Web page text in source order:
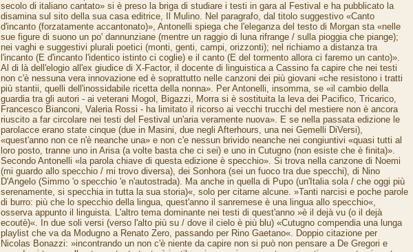
secolo di italiano cantato» si è preso la briga di studiare i testi in gara al Festival e ha pubblicato la
disamina sul sito della sua casa editrice, Il Mulino. Nel paragrafo, dal titolo suggestivo «Canto
d'incanto (forzatamente accantonato)», Antonelli spiega che l'eleganza del testo di Morgan sta «nelle
sue figure di suono un po' dannunziane (mentre un raggio di luna rifrange / sulla pioggia che piange);
nei vaghi e suggestivi plurali poetici (monti, genti, campi, orizzonti); nel richiamo a distanza tra
l'incanto (E d'incanto l'identico istinto ci coglie) e il canto (E del tormento allora ci faremo un canto)».
Al di là dell'elogio all'ex giudice di X-Factor, il docente di linguistica a Cassino fa capire che nei testi
non c'è nessuna vera innovazione ed è soprattutto nelle canzoni dei più giovani «che resistono i tratti
più stantii, quelli dell'inossidabile ricetta della nonna». Per Antonelli, insomma, se «il cambio della
guardia tra gli autori - ai veterani Mogol, Bigazzi, Morra si è sostituita la leva dei Pacifico, Tricarico,
Francesco Bianconi, Valeria Rossi - ha limitato il ricorso ai vecchi trucchi del mestiere non è ancora
riuscito a far circolare nei testi del Festival un'aria veramente nuova». E se nella passata edizione le
parolacce erano state cinque (due in Masini, due negli Afterhours, una nei Gemelli DiVersi),
«quest'anno non ce n'è neanche una» e non c'e nessun brivido neanche nei congiuntivi «quasi tutti al
loro posto, tranne uno in Arisa (a volte basta che ci sei) e uno in Cutugno (non esiste che è finita)».
Secondo Antonelli «la parola chiave di questa edizione è specchio». Si trova nella canzone di Noemi
(mi guardo allo specchio / mi trovo diversa), dei Sonhora (sei un fuoco tra due specchi), di Nino
D'Angelo (Simmo 'o specchio 'e n'autostrada). Ma anche in quella di Pupo (un'Italia sola / che oggi più
serenamente, si specchia in tutta la sua storia)«, solo per citarne alcune. »Tanti narcisi e poche parole
di burro: più che lo specchio della lingua, quest'anno il sanremese è una lingua allo specchio«,
osserva appunto il linguista. L'altro tema dominante nei testi di quest'anno »è il dejà vu (o il dejà
ecoutè)«. In due soli versi (verso l'alto più su / dove il cielo è più blu) «Cutugno compendia una lunga
playlist che va da Modugno a Renato Zero, passando per Rino Gaetano«. Doppio citazione per
Nicolas Bonazzi: »incontrando un non c'è niente da capire non si può non pensare a De Gregori e